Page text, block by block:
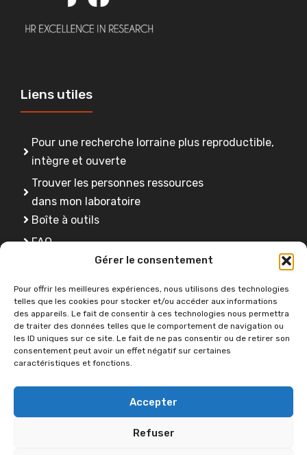
Gérer le consentement
Pour offrir les meilleures expériences, nous utilisons des technologies
telles que les cookies pour stocker et/ou accéder aux informations
des appareils. Le fait de consentir à ces technologies nous permettra
de traiter des données telles que le comportement de navigation ou
les ID uniques sur ce site. Le fait de ne pas consentir ou de retirer son
consentement peut avoir un effet négatif sur certaines
caractéristiques et fonctions.
Accepter
Refuser
Liens utiles
Pour une recherche lorraine plus reproductible,
intègre et ouverte
Trouver les personnes ressources
dans mon laboratoire
Boîte à outils
FAQ
Une question ?